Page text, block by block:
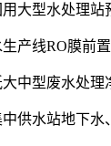
大型水处理站
产线RO膜前
中型废水处理
供水站地下水